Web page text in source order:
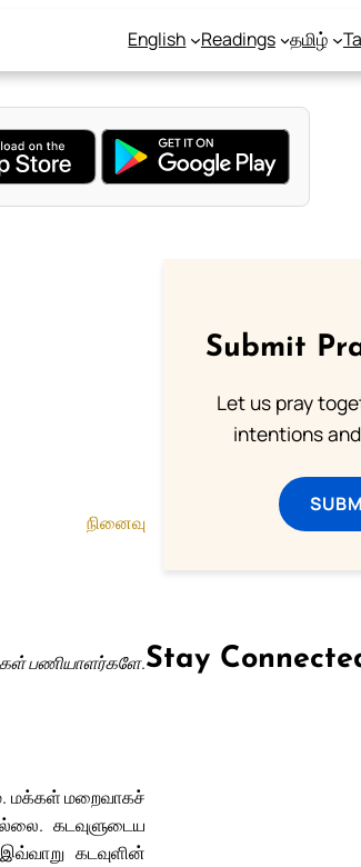
English Readings தமிழ்
நினைவு
பணியாளர்களே.
மக்கள் மறைவாகச்
கடவுளுடைய
கடவுளின்
Submit
Let us pray
intentions
Stay